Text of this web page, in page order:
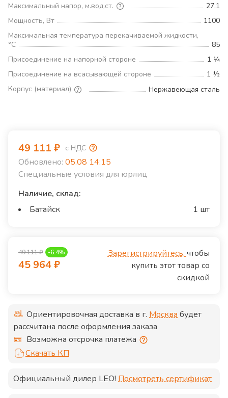
Максимальный напор, м.вод.ст.
27.1
Мощность, Вт
1100
Максимальная температура перекачиваемой жидкости,
°С
85
Присоединение на напорной стороне
1 ¼
Присоединение на всасывающей стороне
1 ½
Корпус (материал)
Нержавеющая сталь
49 111 ₽ с НДС
Обновлено: 05.08 14:15
Специальные условия для юрлиц
Наличие, склад:
Батайск
1 шт
49 111₽ -6.4%
45 964₽
Зарегистрируйтесь,чтобы
купить этот товар со
скидкой
Ориентировочная доставка в г. Москвабудет
рассчитана после оформления заказа
Возможна отсрочка платежа
Скачать КП
Официальный дилер LEO! Посмотреть сертификат